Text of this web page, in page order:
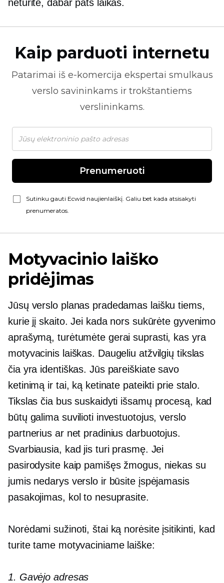
neturite, dabar pats laikas.
Kaip parduoti internetu
Patarimai iš e-komercija ekspertai smulkaus
verslo savininkams ir trokštantiems
verslininkams.
Prenumeruoti
Sutinku gauti Ecwid naujienlaiškį. Galiu bet kada atsisakyti
prenumeratos.
Motyvacinio laiško
pridėjimas
Jūsų verslo planas pradedamas laišku tiems,
kurie jį skaito. Jei kada nors sukūrėte gyvenimo
aprašymą, turėtumėte gerai suprasti, kas yra
motyvacinis laiškas. Daugeliu atžvilgių tikslas
čia yra identiškas. Jūs pareiškiate savo
ketinimą ir tai, ką ketinate pateikti prie stalo.
Tikslas čia bus suskaidyti išsamų procesą, kad
būtų galima suvilioti investuotojus, verslo
partnerius ar net pradinius darbuotojus.
Svarbiausia, kad jis turi prasmę. Jei
pasirodysite kaip pamišęs žmogus, niekas su
jumis nedarys verslo ir būsite įspėjamasis
pasakojimas, kol to nesuprasite.
Norėdami sužinoti, štai ką norėsite įsitikinti, kad
turite tame motyvaciniame laiške:
1. Gavėjo adresas